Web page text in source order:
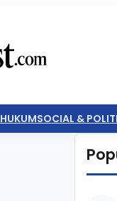
HUKUMSOCIAL &